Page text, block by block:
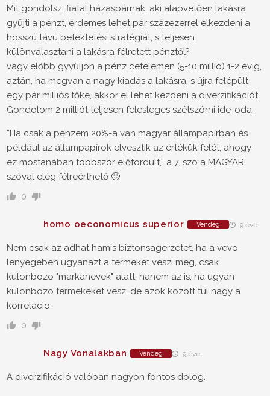
Mit gondolsz, fiatal házaspárnak, aki alapvetően lakásra
gyűjti a pénzt, érdemes lehet pár százezerrel elkezdeni a
hosszú távú befektetési stratégiát, s teljesen
különválasztani a lakásra félretett pénztől?
vagy előbb gyyűljön a pénz cetelemen (5-10 millió) 1-2 évig,
aztán, ha megvan a nagy kiadás a lakásra, s újra felépült
egy pár milliós tőke, akkor el lehet kezdeni a diverzifikációt.
Gondolom 2 milliót teljesen felesleges szétszórni ide-oda.
“Ha csak a pénzem 20%-a van magyar állampapírban és
például az állampapírok elvesztik az értékük felét, ahogy
ez mostanában többször előfordult,” a 7. szó a MAGYAR,
szóval elég félreérthető 🙂
0
homo oeconomicus superior Vendég 9 éve
Nem csak az adhat hamis biztonsagerzetet, ha a vevo
lenyegeben ugyanazt a termeket veszi meg, csak
kulonbozo "markanevek" alatt, hanem az is, ha ugyan
kulonbozo termekeket vesz, de azok kozott tul nagy a
korrelacio.
0
Nagy Vonalakban Vendég 9 éve
A diverzifikáció valóban nagyon fontos dolog.